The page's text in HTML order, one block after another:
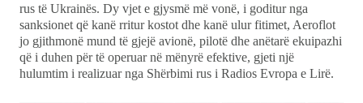
rus të Ukrainës. Dy vjet e gjysmë më vonë, i goditur nga
sanksionet që kanë rritur kostot dhe kanë ulur fitimet, Aeroflot
jo gjithmonë mund të gjejë avionë, pilotë dhe anëtarë ekuipazhi
që i duhen për të operuar në mënyrë efektive, gjeti një
hulumtim i realizuar nga Shërbimi rus i Radios Evropa e Lirë.